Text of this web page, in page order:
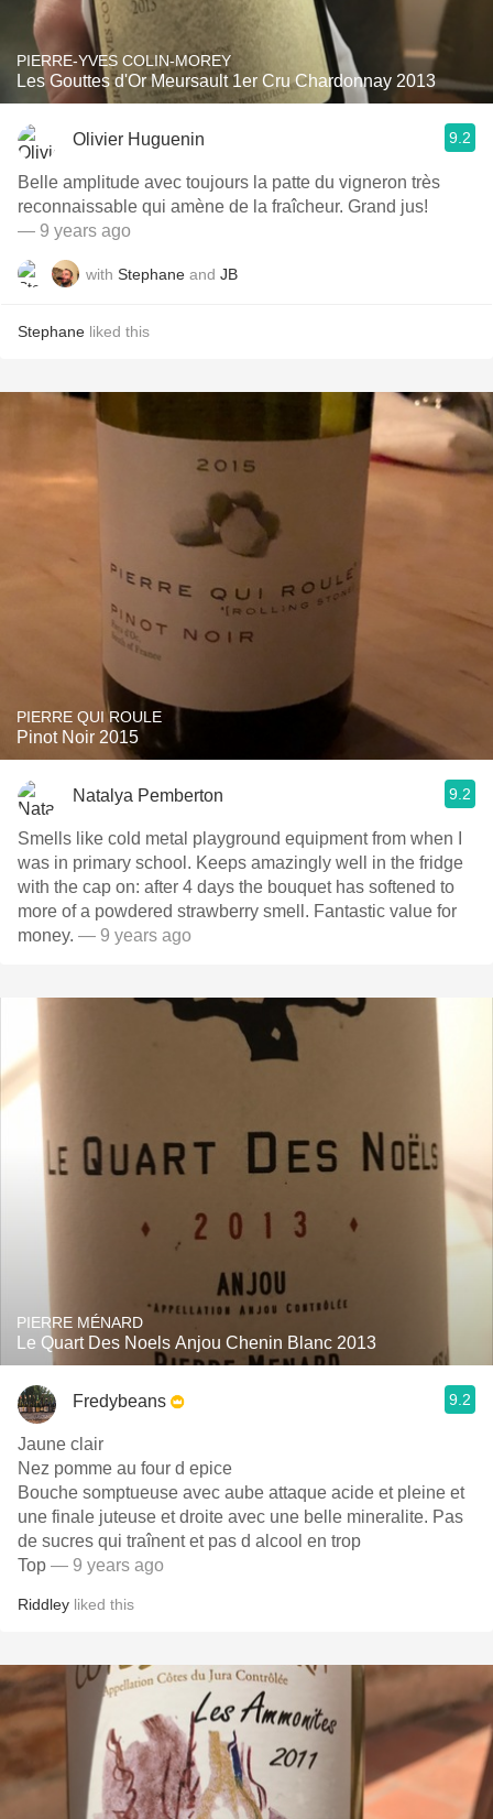
PIERRE-YVES COLIN-MOREY
Les Gouttes d'Or Meursault 1er Cru Chardonnay 2013
Olivier Huguenin 9.2
Belle amplitude avec toujours la patte du vigneron très
reconnaissable qui amène de la fraîcheur. Grand jus!
— 9 years ago
with Stephane and JB
Stephane liked this
PIERRE QUI ROULE
Pinot Noir 2015
Natalya Pemberton 9.2
Smells like cold metal playground equipment from when I
was in primary school. Keeps amazingly well in the fridge
with the cap on: after 4 days the bouquet has softened to
more of a powdered strawberry smell. Fantastic value for
money. — 9 years ago
PIERRE MÉNARD
Le Quart Des Noels Anjou Chenin Blanc 2013
Fredybeans 9.2
Jaune clair
Nez pomme au four d epice
Bouche somptueuse avec aube attaque acide et pleine et
une finale juteuse et droite avec une belle mineralite. Pas
de sucres qui traînent et pas d alcool en trop
Top — 9 years ago
Riddley liked this